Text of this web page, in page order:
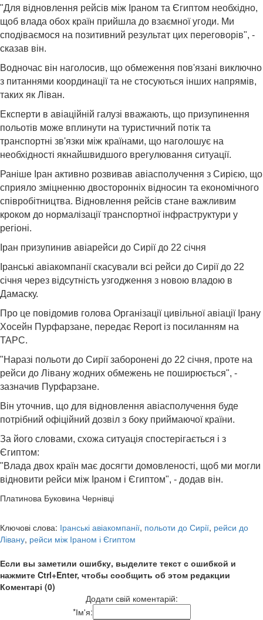
"Для відновлення рейсів між Іраном та Єгиптом необхідно,
щоб влада обох країн прийшла до взаємної угоди. Ми
сподіваємося на позитивний результат цих переговорів", -
сказав він.
Водночас він наголосив, що обмеження пов'язані виключно
з питаннями координації та не стосуються інших напрямів,
таких як Ліван.
Експерти в авіаційній галузі вважають, що призупинення
польотів може вплинути на туристичний потік та
транспортні зв'язки між країнами, що наголошує на
необхідності якнайшвидшого врегулювання ситуації.
Раніше Іран активно розвивав авіасполучення з Сирією, що
сприяло зміцненню двосторонніх відносин та економічного
співробітництва. Відновлення рейсів стане важливим
кроком до нормалізації транспортної інфраструктури у
регіоні.
Іран призупинив авіарейси до Сирії до 22 січня
Іранські авіакомпанії скасували всі рейси до Сирії до 22
січня через відсутність узгодження з новою владою в
Дамаску.
Про це повідомив голова Організації цивільної авіації Ірану
Хосейн Пурфарзане, передає Report із посиланням на
ТАРС.
"Наразі польоти до Сирії заборонені до 22 січня, проте на
рейси до Лівану жодних обмежень не поширюється", -
зазначив Пурфарзане.
Він уточнив, що для відновлення авіасполучення буде
потрібний офіційний дозвіл з боку приймаючої країни.
За його словами, схожа ситуація спостерігається і з
Єгиптом:
"Влада двох країн має досягти домовленості, щоб ми могли
відновити рейси між Іраном і Єгиптом", - додав він.
Платинова Буковина Чернівці
Ключові слова: Іранські авіакомпанії, польоти до Сирії, рейси до
Лівану, рейси між Іраном і Єгиптом
Если вы заметили ошибку, выделите текст с ошибкой и
нажмите Ctrl+Enter, чтобы сообщить об этом редакции
Коментарі (0)
Додати свій коментарій:
*Ім'я: